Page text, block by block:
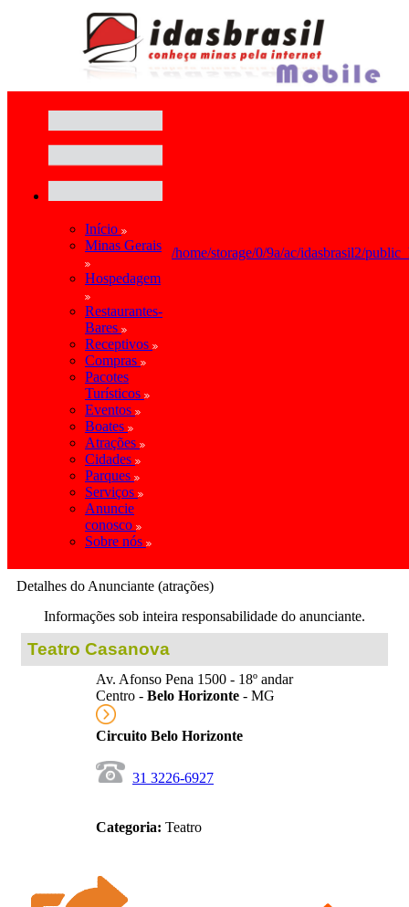
Início
Minas Gerais
Hospedagem
Restaurantes-
Bares
Receptivos
Compras
Pacotes
Turísticos
Eventos
Boates
Atrações
Cidades
Parques
Serviços
Anuncie
conosco
Sobre nós
/home/storage/0/9a/ac/idasbrasil2/
Detalhes do Anunciante (atrações)
Informações sob inteira responsabilidade do anunciante.
Teatro Casanova
Av. Afonso Pena 1500 - 18º andar
Centro - Belo Horizonte - MG
Circuito Belo Horizonte
31 3226-6927
Categoria: Teatro